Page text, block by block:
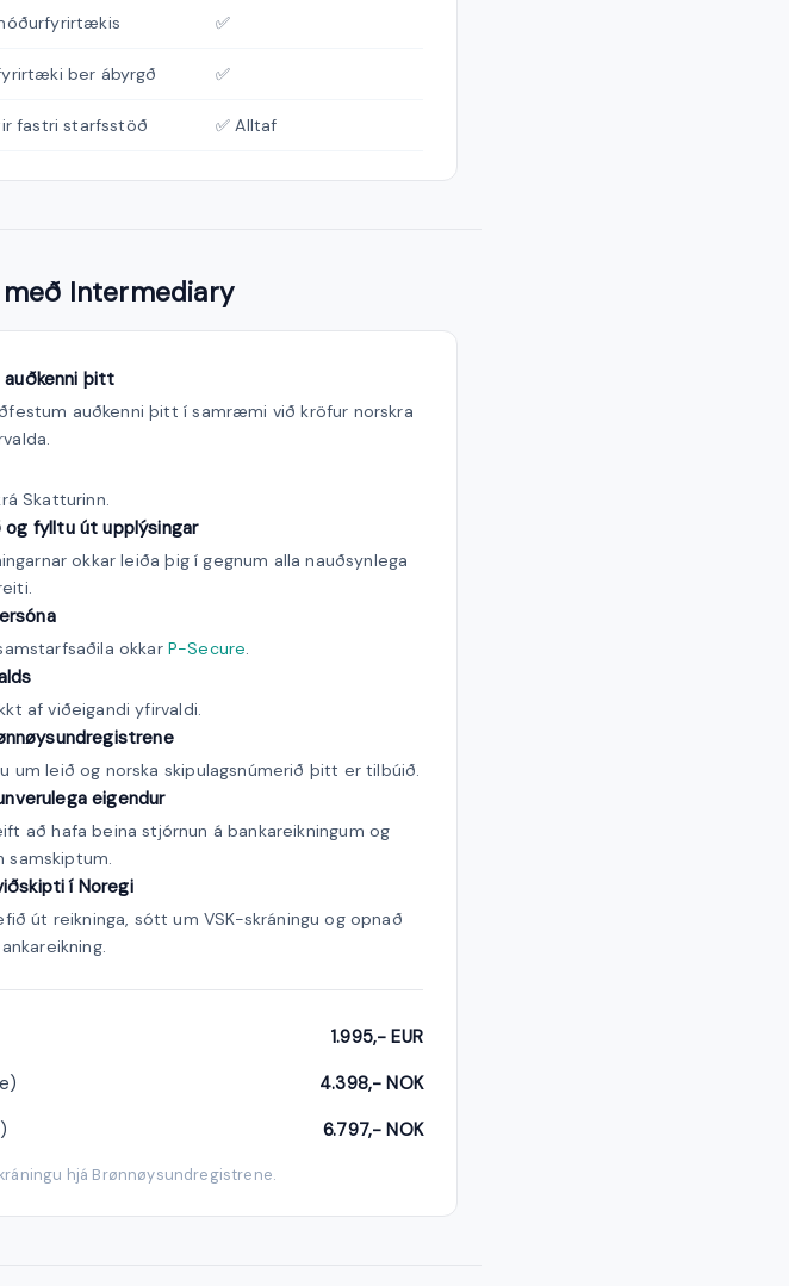
✅
ber ábyrgð ✅
fastri starfsstöð ✅ Alltaf
Intermediary
þitt
auðkenni þitt í samræmi við kröfur norskra
Skatturinn.
fylltu út upplýsingar
okkar leiða þig í gegnum alla nauðsynlega
okkar P-Secure.
af viðeigandi yfirvaldi.
um leið og norska skipulagsnúmerið þitt er tilbúið.
eigendur
að hafa beina stjórnun á bankareikningum og
samskiptum.
í Noregi
út reikninga, sótt um VSK-skráningu og opnað
1.995,- EUR
4.398,- NOK
6.797,- NOK
hjá Brønnøysundregistrene.